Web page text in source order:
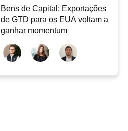
Bens de Capital: Exportações
de GTD para os EUA voltam a
ganhar momentum